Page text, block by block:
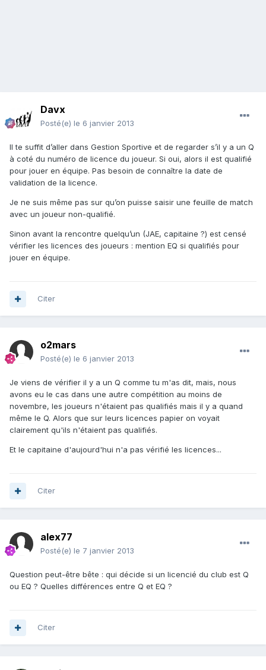
Davx
Posté(e) le 6 janvier 2013
Il te suffit d’aller dans Gestion Sportive et de regarder s’il y a un Q
à coté du numéro de licence du joueur. Si oui, alors il est qualifié
pour jouer en équipe. Pas besoin de connaître la date de
validation de la licence.
Je ne suis même pas sur qu’on puisse saisir une feuille de match
avec un joueur non-qualifié.
Sinon avant la rencontre quelqu’un (JAE, capitaine ?) est censé
vérifier les licences des joueurs : mention EQ si qualifiés pour
jouer en équipe.
Citer
o2mars
Posté(e) le 6 janvier 2013
Je viens de vérifier il y a un Q comme tu m'as dit, mais, nous
avons eu le cas dans une autre compétition au moins de
novembre, les joueurs n'étaient pas qualifiés mais il y a quand
même le Q. Alors que sur leurs licences papier on voyait
clairement qu'ils n'étaient pas qualifiés.
Et le capitaine d'aujourd'hui n'a pas vérifié les licences...
Citer
alex77
Posté(e) le 7 janvier 2013
Question peut-être bête : qui décide si un licencié du club est Q
ou EQ ? Quelles différences entre Q et EQ ?
Citer